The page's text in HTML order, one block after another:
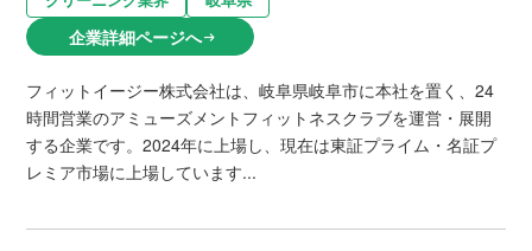
企業詳細ページへarrow_right_alt
フィットイージー株式会社は、岐阜県岐阜市に本社を置く、24
時間営業のアミューズメントフィットネスクラブを運営・展開
する企業です。2024年に上場し、現在は東証プライム・名証プ
レミア市場に上場しています...